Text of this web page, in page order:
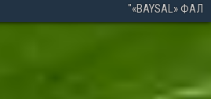
"«BAYSAL» ФАЛ